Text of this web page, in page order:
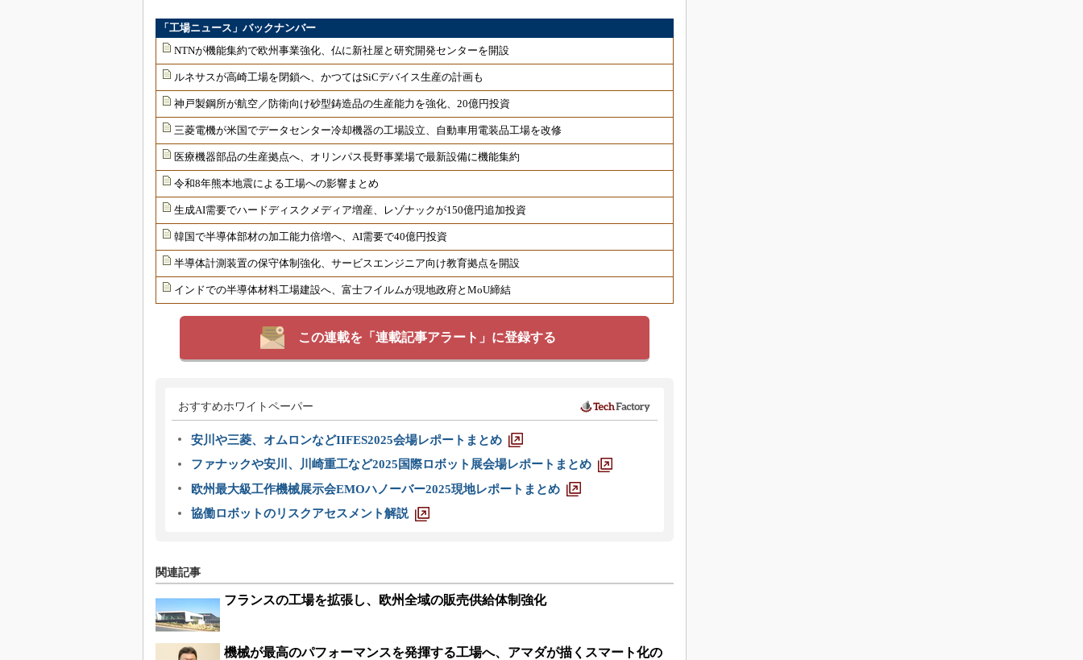
「工場ニュース」バックナンバー
NTNが機能集約で欧州事業強化、仏に新社屋と研究開発センターを開設
ルネサスが高崎工場を閉鎖へ、かつてはSiCデバイス生産の計画も
神戸製鋼所が航空／防衛向け砂型鋳造品の生産能力を強化、20億円投資
三菱電機が米国でデータセンター冷却機器の工場設立、自動車用電装品工場を改修
医療機器部品の生産拠点へ、オリンパス長野事業場で最新設備に機能集約
令和8年熊本地震による工場への影響まとめ
生成AI需要でハードディスクメディア増産、レゾナックが150億円追加投資
韓国で半導体部材の加工能力倍増へ、AI需要で40億円投資
半導体計測装置の保守体制強化、サービスエンジニア向け教育拠点を開設
インドでの半導体材料工場建設へ、富士フイルムが現地政府とMoU締結
この連載を「連載記事アラート」に登録する
おすすめホワイトペーパー
安川や三菱、オムロンなどIIFES2025会場レポートまとめ
ファナックや安川、川崎重工など2025国際ロボット展会場レポートまとめ
欧州最大級工作機械展示会EMOハノーバー2025現地レポートまとめ
協働ロボットのリスクアセスメント解説
関連記事
フランスの工場を拡張し、欧州全域の販売供給体制強化
機械が最高のパフォーマンスを発揮する工場へ、アマダが描くスマート化の